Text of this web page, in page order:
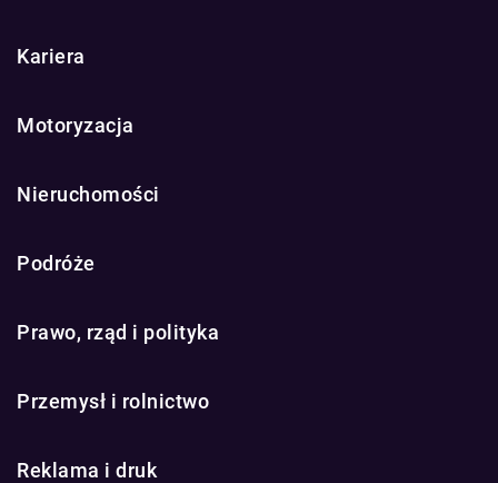
Kariera
Motoryzacja
Nieruchomości
Podróże
Prawo, rząd i polityka
Przemysł i rolnictwo
Reklama i druk